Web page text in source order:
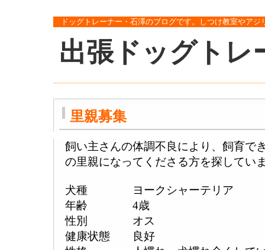
ドッグトレーナー・石澤のブログです。しつけ教室やア
出張ドッグトレ
里親募集
飼い主さんの体調不良により、飼育で
の里親になってくださる方を探してい
犬種 ヨークシャーテリア
年齢 4歳
性別 オス
健康状態 良好